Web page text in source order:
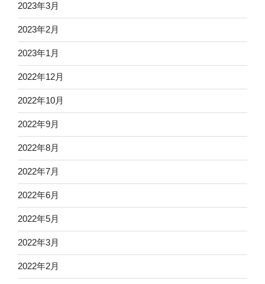
2023年3月
2023年2月
2023年1月
2022年12月
2022年10月
2022年9月
2022年8月
2022年7月
2022年6月
2022年5月
2022年3月
2022年2月